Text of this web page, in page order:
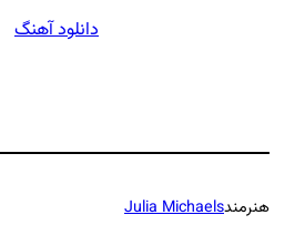
دانلود آهنگ
هنرمندJulia Michaels